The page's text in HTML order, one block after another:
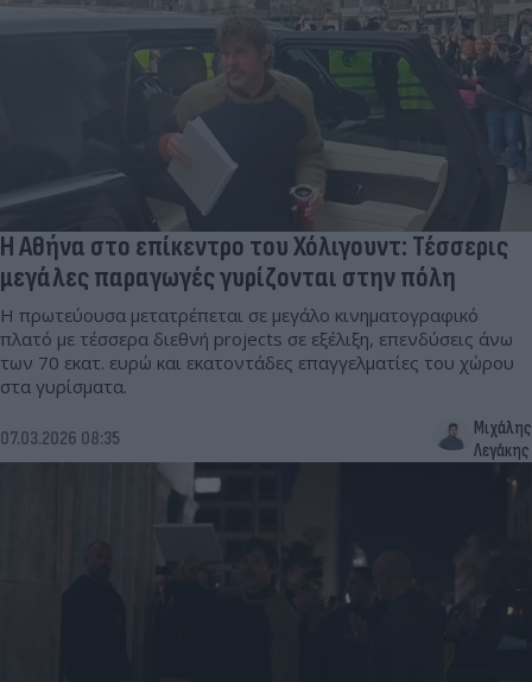
Η Αθήνα στο επίκεντρο του Χόλιγουντ: Τέσσερις
μεγάλες παραγωγές γυρίζονται στην πόλη
Η πρωτεύουσα μετατρέπεται σε μεγάλο κινηματογραφικό
πλατό με τέσσερα διεθνή projects σε εξέλιξη, επενδύσεις άνω
των 70 εκατ. ευρώ και εκατοντάδες επαγγελματίες του χώρου
στα γυρίσματα.
07.03.2026 08:35
Μιχάλης
Λεγάκης